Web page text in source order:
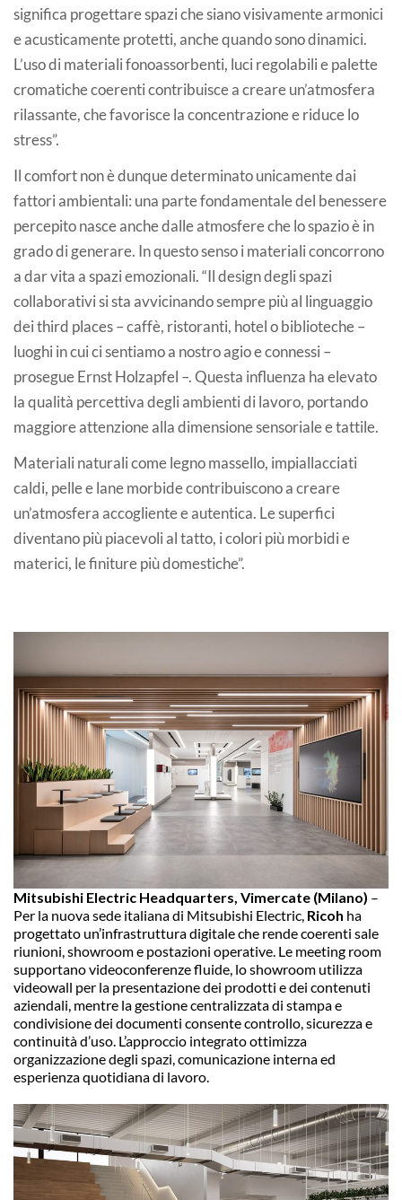
significa progettare spazi che siano visivamente armonici
e acusticamente protetti, anche quando sono dinamici.
L’uso di materiali fonoassorbenti, luci regolabili e palette
cromatiche coerenti contribuisce a creare un’atmosfera
rilassante, che favorisce la concentrazione e riduce lo
stress”.
Il comfort non è dunque determinato unicamente dai
fattori ambientali: una parte fondamentale del benessere
percepito nasce anche dalle atmosfere che lo spazio è in
grado di generare. In questo senso i materiali concorrono
a dar vita a spazi emozionali. “Il design degli spazi
collaborativi si sta avvicinando sempre più al linguaggio
dei third places – caffè, ristoranti, hotel o biblioteche –
luoghi in cui ci sentiamo a nostro agio e connessi –
prosegue Ernst Holzapfel –. Questa influenza ha elevato
la qualità percettiva degli ambienti di lavoro, portando
maggiore attenzione alla dimensione sensoriale e tattile.
Materiali naturali come legno massello, impiallacciati
caldi, pelle e lane morbide contribuiscono a creare
un’atmosfera accogliente e autentica. Le superfici
diventano più piacevoli al tatto, i colori più morbidi e
materici, le finiture più domestiche”.
Mitsubishi Electric Headquarters, Vimercate (Milano) –
Per la nuova sede italiana di Mitsubishi Electric, Ricoh ha
progettato un’infrastruttura digitale che rende coerenti sale
riunioni, showroom e postazioni operative. Le meeting room
supportano videoconferenze fluide, lo showroom utilizza
videowall per la presentazione dei prodotti e dei contenuti
aziendali, mentre la gestione centralizzata di stampa e
condivisione dei documenti consente controllo, sicurezza e
continuità d’uso. L’approccio integrato ottimizza
organizzazione degli spazi, comunicazione interna ed
esperienza quotidiana di lavoro.